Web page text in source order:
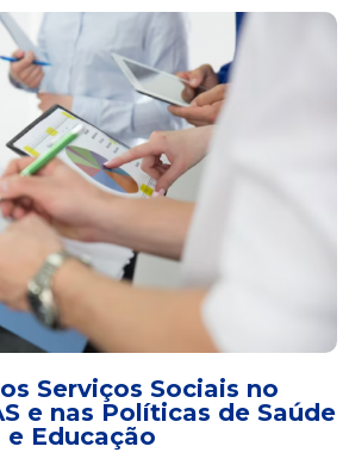
Serviços Sociais no
e nas Políticas de Saúde
e Educação